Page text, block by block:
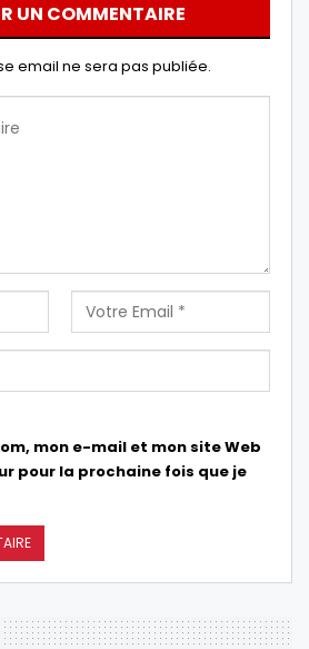
UN COMMENTAIRE
email ne sera pas publiée.
mon e-mail et mon site Web
pour la prochaine fois que je